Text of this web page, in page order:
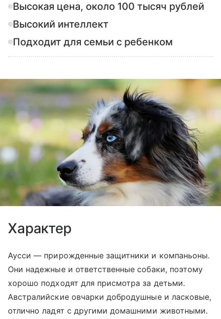
Высокая цена, около 100 тысяч рублей
Высокий интеллект
Подходит для семьи с ребенком
Характер
Аусси — прирожденные защитники и компаньоны.
Они надежные и ответственные собаки, поэтому
хорошо подходят для присмотра за детьми.
Австралийские овчарки добродушные и ласковые,
отлично ладят с другими домашними животными.